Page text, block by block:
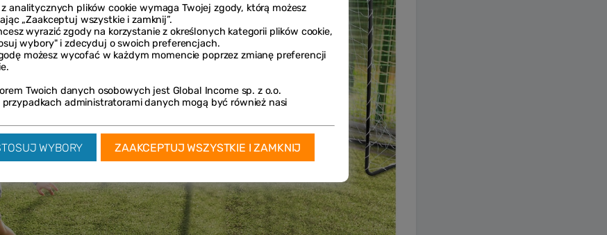
analitycznych plików cookie wymaga Twojej zgody, którą możesz
„Zaakceptuj wszystkie i zamknij”.
wyrazić zgody na korzystanie z określonych kategorii plików cookie,
wybory" i zdecyduj o swoich preferencjach.
możesz wycofać w każdym momencie poprzez zmianę preferencji
Twoich danych osobowych jest Global Income sp. z o.o.
administratorami danych mogą być również nasi
WYBORY ZAAKCEPTUJ WSZYSTKIE I ZAMKNIJ